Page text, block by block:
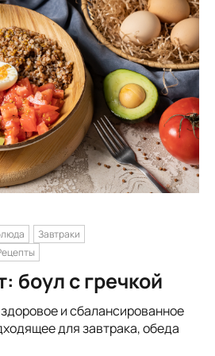
Завтраки
боул с гречкой
и сбалансированное
для завтрака, обеда